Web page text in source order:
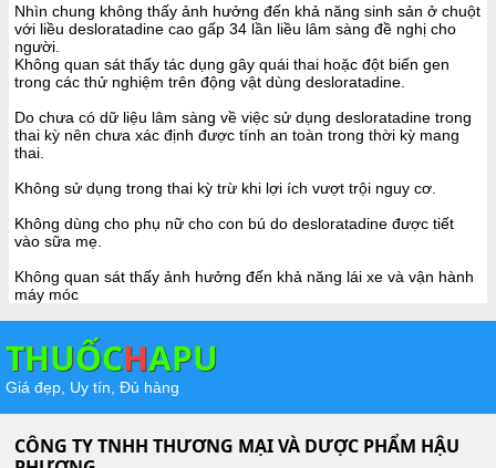
Nhìn chung không thấy ảnh hưởng đến khả năng sinh sản ở chuột
với liều desloratadine cao gấp 34 lần liều lâm sàng đề nghị cho
người.
Không quan sát thấy tác dụng gây quái thai hoặc đột biến gen
trong các thử nghiệm trên động vật dùng desloratadine.
Do chưa có dữ liệu lâm sàng về việc sử dụng desloratadine trong
thai kỳ nên chưa xác định được tính an toàn trong thời kỳ mang
thai.
Không sử dụng trong thai kỳ trừ khi lợi ích vượt trội nguy cơ.
Không dùng cho phụ nữ cho con bú do desloratadine được tiết
vào sữa mẹ.
Không quan sát thấy ảnh hưởng đến khả năng lái xe và vận hành
máy móc
THUỐCHAPU
Giá đẹp, Uy tín, Đủ hàng
CÔNG TY TNHH THƯƠNG MẠI VÀ DƯỢC PHẨM HẬU